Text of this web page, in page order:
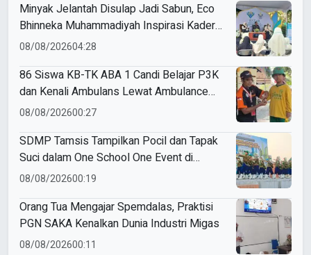
Minyak Jelantah Disulap Jadi Sabun, Eco
Bhinneka Muhammadiyah Inspirasi Kader
Nasyiatul Aisyiyah
08/08/202604:28
86 Siswa KB-TK ABA 1 Candi Belajar P3K
dan Kenali Ambulans Lewat Ambulance
Goes to Schools
08/08/202600:27
SDMP Tamsis Tampilkan Pocil dan Tapak
Suci dalam One School One Event di
Mojokerto
08/08/202600:19
Orang Tua Mengajar Spemdalas, Praktisi
PGN SAKA Kenalkan Dunia Industri Migas
08/08/202600:11